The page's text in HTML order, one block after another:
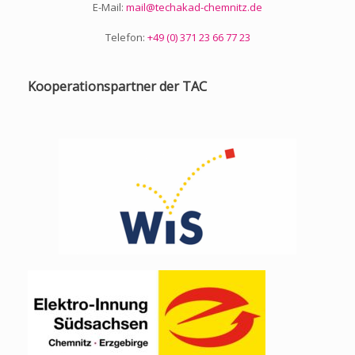
E-Mail: mail@techakad-chemnitz.de
Telefon: +49 (0) 371 23 66 77 23
Kooperationspartner der TAC